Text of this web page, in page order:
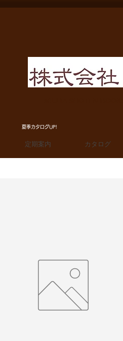
夏季カタログUP!
定期案内 カタログ